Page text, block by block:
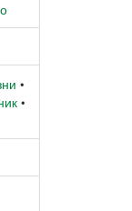
•
•